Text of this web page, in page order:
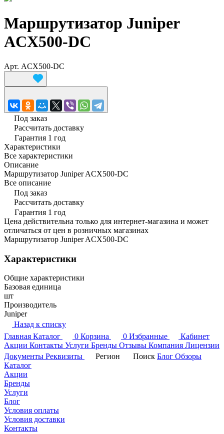
Маршрутизатор Juniper
ACX500-DC
Арт. ACX500-DC
Под заказ
Рассчитать доставку
Гарантия 1 год
Характеристики
Все характеристики
Описание
Маршрутизатор Juniper ACX500-DC
Все описание
Под заказ
Рассчитать доставку
Гарантия 1 год
Цена действительна только для интернет-магазина и может
отличаться от цен в розничных магазинах
Маршрутизатор Juniper ACX500-DC
Характеристики
Общие характеристики
Базовая единица
шт
Производитель
Juniper
Назад к списку
Главная Каталог 0 Корзина 0 Избранные
Кабинет
Акции Контакты Услуги Бренды Отзывы Компания Лицензии
Документы Реквизиты Регион Поиск Блог Обзоры
Каталог
Акции
Бренды
Услуги
Блог
Условия оплаты
Условия доставки
Контакты